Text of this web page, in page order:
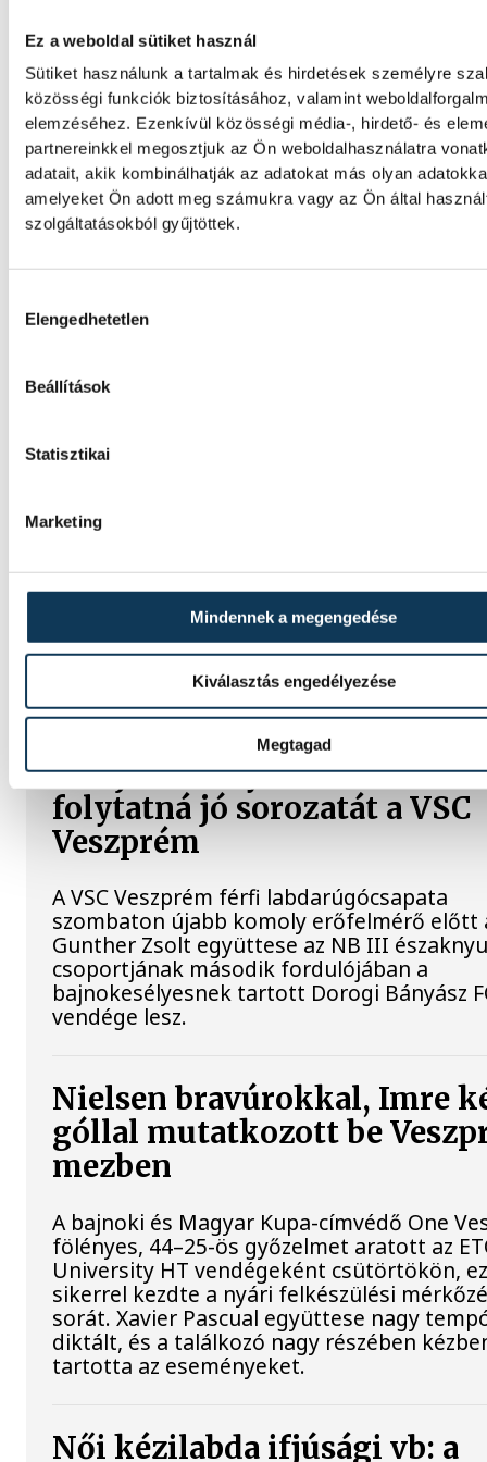
Ez a weboldal sütiket használ
Sütiket használunk a tartalmak és hirdetések személyre
közösségi funkciók biztosításához, valamint
elemzéséhez. Ezenkívül közösségi média-, hirdető- és
partnereinkkel megosztjuk az Ön weboldalhasználatra
adatait, akik kombinálhatják az adatokat más olyan
amelyeket Ön adott meg számukra vagy az Ön által
szolgáltatásokból gyűjtöttek.
Elengedhetetlen
Beállítások
Statisztikai
Marketing
Mindennek a megengedése
Kiválasztás engedélyezése
Megtagad
épületek és nevezetességek
SPORT
Gyurkovics a masters Eb
legjobbja
Az Európa-bajnoki és a grand master
kontinenstornán.
Férfi kézilabda ifjúsági Eb:
csapat
A magyar férfi ifjúsági kézilabda-
re kikapott Szlovéniától a belgrádi
Európa-bajnokság csütörtöki
A bajnokesélyes otthonában
folytatná jó sorozatát a VSC
Veszprém
A VSC Veszprém férfi labdarúgócsapata
szombaton újabb komoly erőfelmérő előtt
Gunther Zsolt együttese az NB III
csoportjának második fordulójában a
bajnokesélyesnek tartott Dorogi Bányász
vendége lesz.
Nielsen bravúrokkal, Imre
góllal mutatkozott be
mezben
A bajnoki és Magyar Kupa-címvédő One
fölényes, 44–25-ös győzelmet aratott az
University HT vendégeként csütörtökön,
sikerrel kezdte a nyári felkészülési
sorát. Xavier Pascual együttese nagy
diktált, és a találkozó nagy részében
tartotta az eseményeket.
Női kézilabda ifjúsági vb: a